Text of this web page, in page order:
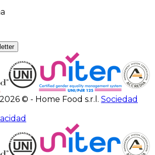
© - Home Food s.r.l. Sociedad